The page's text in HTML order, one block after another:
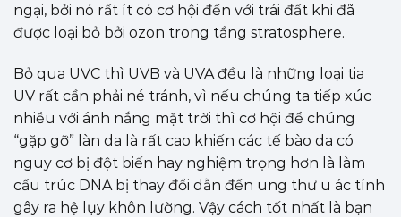
ngại, bởi nó rất ít có cơ hội đến với trái đất khi đã
được loại bỏ bởi ozon trong tầng stratosphere.
Bỏ qua UVC thì UVB và UVA đều là những loại tia
UV rất cần phải né tránh, vì nếu chúng ta tiếp xúc
nhiều với ánh nắng mặt trời thì cơ hội để chúng
“gặp gỡ” làn da là rất cao khiến các tế bào da có
nguy cơ bị đột biến hay nghiệm trọng hơn là làm
cấu trúc DNA bị thay đổi dẫn đến ung thư u ác tính
gây ra hệ lụy khôn lường. Vậy cách tốt nhất là bạn